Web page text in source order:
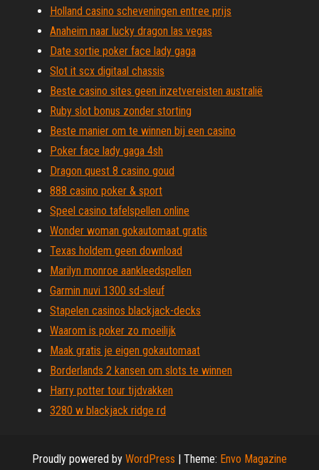
Holland casino scheveningen entree prijs
Anaheim naar lucky dragon las vegas
Date sortie poker face lady gaga
Slot it scx digitaal chassis
Beste casino sites geen inzetvereisten australië
Ruby slot bonus zonder storting
Beste manier om te winnen bij een casino
Poker face lady gaga 4sh
Dragon quest 8 casino goud
888 casino poker & sport
Speel casino tafelspellen online
Wonder woman gokautomaat gratis
Texas holdem geen download
Marilyn monroe aankleedspellen
Garmin nuvi 1300 sd-sleuf
Stapelen casinos blackjack-decks
Waarom is poker zo moeilijk
Maak gratis je eigen gokautomaat
Borderlands 2 kansen om slots te winnen
Harry potter tour tijdvakken
3280 w blackjack ridge rd
Proudly powered by WordPress | Theme: Envo Magazine